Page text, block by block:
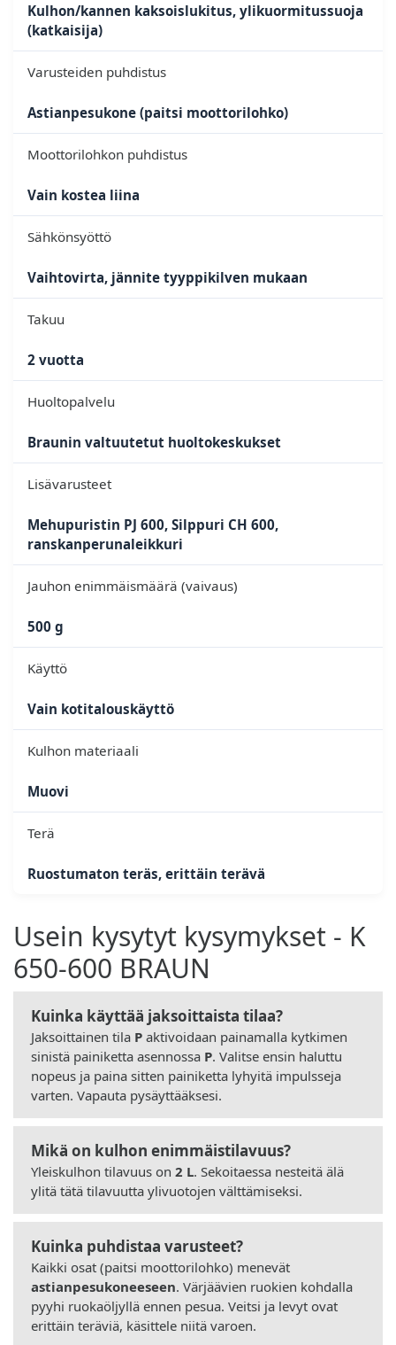
Kulhon/kannen kaksoislukitus, ylikuormitussuoja
(katkaisija)
Varusteiden puhdistus
Astianpesukone (paitsi moottorilohko)
Moottorilohkon puhdistus
Vain kostea liina
Sähkönsyöttö
Vaihtovirta, jännite tyyppikilven mukaan
Takuu
2 vuotta
Huoltopalvelu
Braunin valtuutetut huoltokeskukset
Lisävarusteet
Mehupuristin PJ 600, Silppuri CH 600,
ranskanperunaleikkuri
Jauhon enimmäismäärä (vaivaus)
500 g
Käyttö
Vain kotitalouskäyttö
Kulhon materiaali
Muovi
Terä
Ruostumaton teräs, erittäin terävä
Usein kysytyt kysymykset - K
650-600 BRAUN
Kuinka käyttää jaksoittaista tilaa?
Jaksoittainen tila P aktivoidaan painamalla kytkimen
sinistä painiketta asennossa P. Valitse ensin haluttu
nopeus ja paina sitten painiketta lyhyitä impulsseja
varten. Vapauta pysäyttääksesi.
Mikä on kulhon enimmäistilavuus?
Yleiskulhon tilavuus on 2 L. Sekoitaessa nesteitä älä
ylitä tätä tilavuutta ylivuotojen välttämiseksi.
Kuinka puhdistaa varusteet?
Kaikki osat (paitsi moottorilohko) menevät
astianpesukoneeseen. Värjäävien ruokien kohdalla
pyyhi ruokaöljyllä ennen pesua. Veitsi ja levyt ovat
erittäin teräviä, käsittele niitä varoen.